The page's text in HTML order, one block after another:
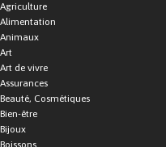
Agriculture
Alimentation
Animaux
Art
Art de vivre
Assurances
Beauté, Cosmétiques
Bien-être
Bijoux
Boissons